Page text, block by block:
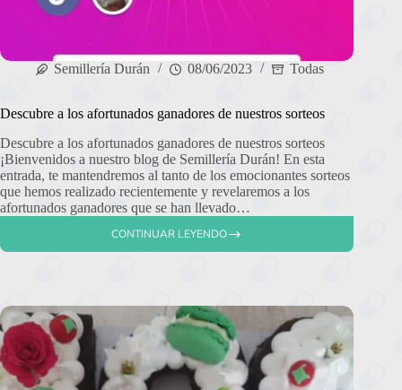
Semillería Durán 08/06/2023 Todas
Descubre a los afortunados ganadores de nuestros sorteos
Descubre a los afortunados ganadores de nuestros sorteos
¡Bienvenidos a nuestro blog de Semillería Durán! En esta
entrada, te mantendremos al tanto de los emocionantes sorteos
que hemos realizado recientemente y revelaremos a los
afortunados ganadores que se han llevado…
CONTINUAR LEYENDO
DESCUBRE
A
DE
NUESTROS
SORTEOS